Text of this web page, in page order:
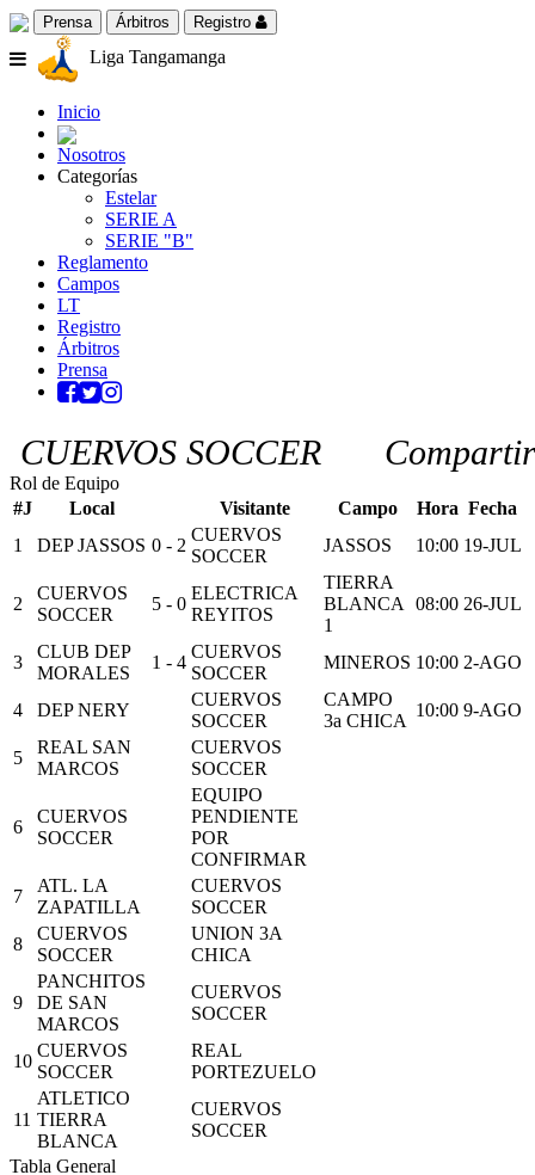
Prensa Árbitros Registro
Liga Tangamanga
Inicio
Nosotros
Categorías
Estelar
SERIE A
SERIE "B"
Reglamento
Campos
LT
Registro
Árbitros
Prensa
CUERVOS SOCCER Compartir
Rol de Equipo
#J
Local Visitante Campo Hora Fecha
1
DEP JASSOS 0 - 2
CUERVOS
SOCCER
JASSOS 10:00 19-JUL
2
CUERVOS
SOCCER
5 - 0
ELECTRICA
REYITOS
TIERRA
BLANCA
1
08:00 26-JUL
3
CLUB DEP
MORALES
1 - 4
CUERVOS
SOCCER
MINEROS 10:00 2-AGO
4 DEP NERY
CUERVOS
SOCCER
CAMPO
3a CHICA
10:00 9-AGO
5
REAL SAN
MARCOS
CUERVOS
SOCCER
6
CUERVOS
SOCCER
EQUIPO
PENDIENTE
POR
CONFIRMAR
7
ATL. LA
ZAPATILLA
CUERVOS
SOCCER
8
CUERVOS
SOCCER
UNION 3A
CHICA
9
PANCHITOS
DE SAN
MARCOS
CUERVOS
SOCCER
10
CUERVOS
SOCCER
REAL
PORTEZUELO
11
ATLETICO
TIERRA
BLANCA
CUERVOS
SOCCER
Tabla General